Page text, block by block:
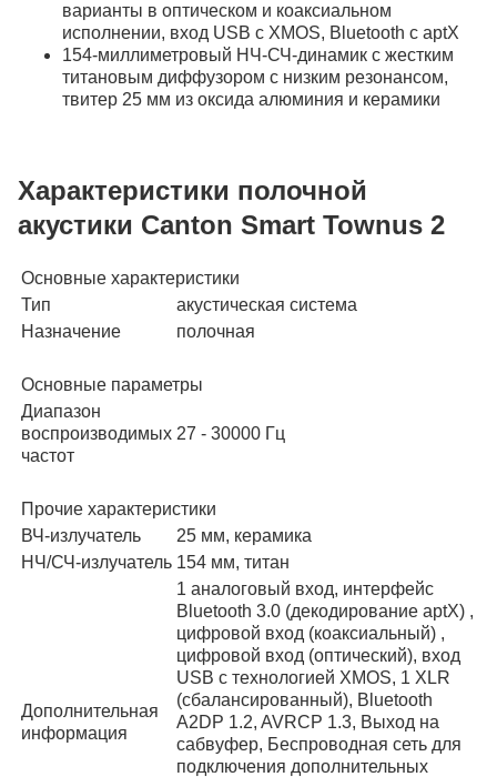
варианты в оптическом и коаксиальном
исполнении, вход USB с XMOS, Bluetooth с aptX
154-миллиметровый НЧ-СЧ-динамик с жестким
титановым диффузором с низким резонансом,
твитер 25 мм из оксида алюминия и керамики
Характеристики полочной
акустики Canton Smart Townus 2
Основные характеристики
Тип
акустическая система
Назначение
полочная
Основные параметры
Диапазон
воспроизводимых
частот
27 - 30000 Гц
Прочие характеристики
ВЧ-излучатель
25 мм, керамика
НЧ/СЧ-излучатель 154 мм, титан
Дополнительная
информация
1 аналоговый вход, интерфейс
Bluetooth 3.0 (декодирование aptX) ,
цифровой вход (коаксиальный) ,
цифровой вход (оптический), вход
USB с технологией XMOS, 1 XLR
(сбалансированный), Bluetooth
A2DP 1.2, AVRCP 1.3, Выход на
сабвуфер, Беспроводная сеть для
подключения дополнительных